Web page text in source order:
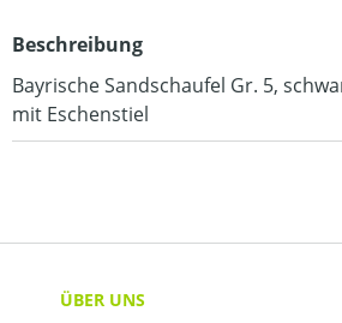
Beschreibung
Bayrische Sandschaufel Gr. 5,
mit Eschenstiel
ÜBER UNS